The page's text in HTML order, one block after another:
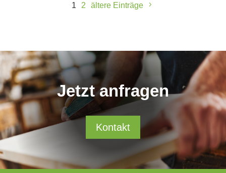
1 2 ältere Einträge
Jetzt anfragen
Kontakt